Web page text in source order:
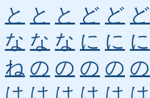
と と と ど ど ど
な な な に に に
ね の の の の の